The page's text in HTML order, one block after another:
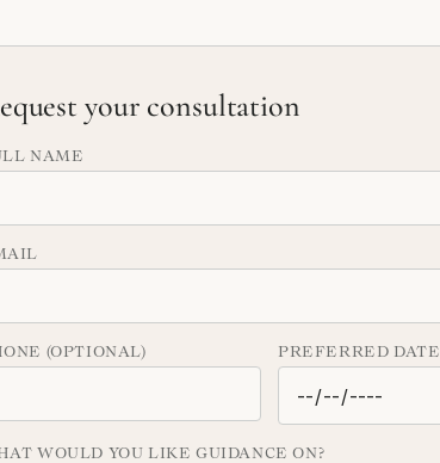
your consultation
NAME
(OPTIONAL) PREFERRED DATE
WOULD YOU LIKE GUIDANCE ON?